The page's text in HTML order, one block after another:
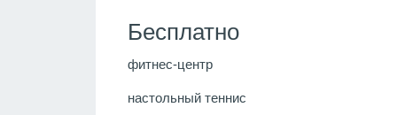
Бесплатно
фитнес-центр
настольный теннис